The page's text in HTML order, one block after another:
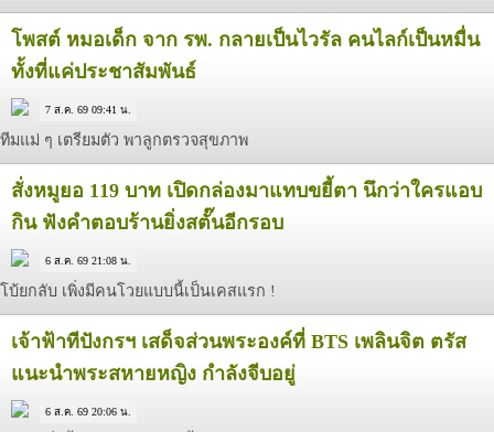
โพสต์ หมอเด็ก จาก รพ. กลายเป็นไวรัล คนไลก์เป็นหมื่น
ทั้งที่แค่ประชาสัมพันธ์
7 ส.ค. 69 09:41 น.
ทีมแม่ ๆ เตรียมตัว พาลูกตรวจสุขภาพ
สั่งหมูยอ 119 บาท เปิดกล่องมาแทบขยี้ตา นึกว่าใครแอบ
กิน ฟังคำตอบร้านยิ่งสตั๊นอีกรอบ
6 ส.ค. 69 21:08 น.
โบ้ยกลับ เพิ่งมีคนโวยแบบนี้เป็นเคสแรก !
เจ้าฟ้าทีปังกรฯ เสด็จส่วนพระองค์ที่ BTS เพลินจิต ตรัส
แนะนำพระสหายหญิง กำลังจีบอยู่
6 ส.ค. 69 20:06 น.